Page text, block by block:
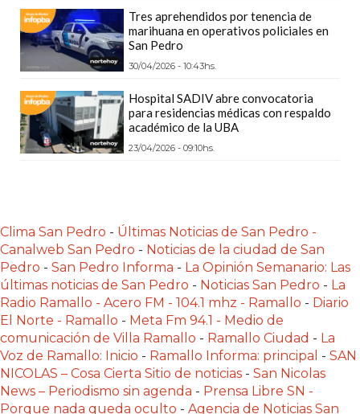
WHATSAPP
TIENDA
ONLINE
EN
ARGENTINA:
CHANGUITO.COM.AR
VENTA
POR
WHATSAPP
CÓMO
RECIBIR
PEDIDOS
DE
COMIDA
Tres aprehendidos por tenencia de
marihuana en operativos policiales en
San Pedro
30/04/2026 - 10:43hs.
Hospital SADIV abre convocatoria
para residencias médicas con respaldo
académico de la UBA
23/04/2026 - 09:10hs.
Clima San Pedro - Últimas Noticias de San Pedro -
Canalweb San Pedro - Noticias de la ciudad de San
Pedro - San Pedro Informa - La Opinión Semanario: Las
últimas noticias de San Pedro - Noticias San Pedro - La
Radio Ramallo - Acero FM - 104.1 mhz - Ramallo - Diario
El Norte - Ramallo - Meta Fm 94.1 - Medio de
comunicación de Villa Ramallo - Ramallo Ciudad - La
Voz de Ramallo: Inicio - Ramallo Informa: principal - SAN
NICOLAS – Cosa Cierta Sitio de noticias - San Nicolas
News – Periodismo sin agenda - Prensa Libre SN -
Porque nada queda oculto - Agencia de Noticias San